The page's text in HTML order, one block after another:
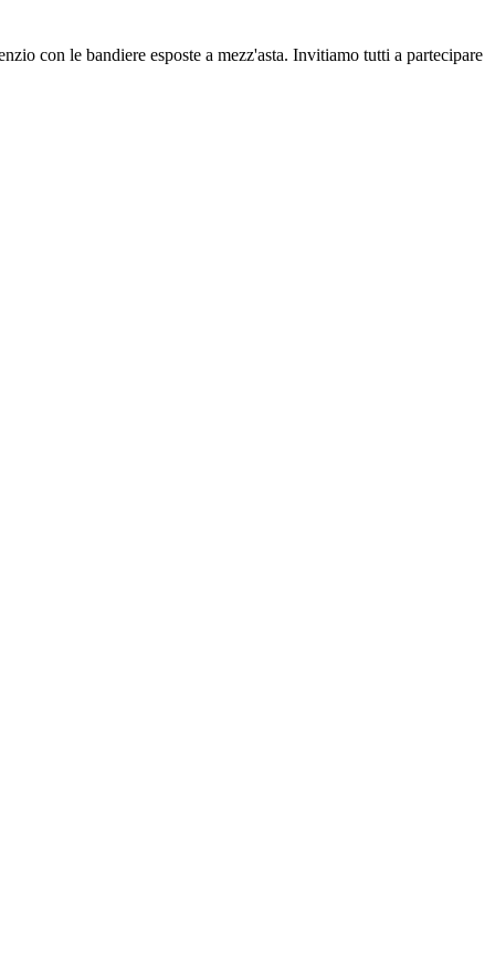
con le bandiere esposte a mezz'asta. Invitiamo tutti a partecipare